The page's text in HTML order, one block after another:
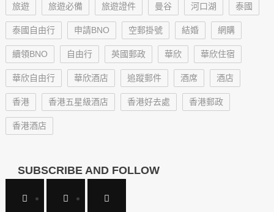
旅遊 旅遊必備 旅遊證件 曼谷 河口湖 泰國
泰國自由行 申請BNO 空郵掛號 結婚 網購
續領BNO 自由行 英國郵政 華欣 華欣住宿
華欣自由行 華欣酒店 追蹤郵件 酒席 酒店
香港 香港五星級酒店 香港好去處 香港郵政
香港酒店
SUBSCRIBE AND FOLLOW